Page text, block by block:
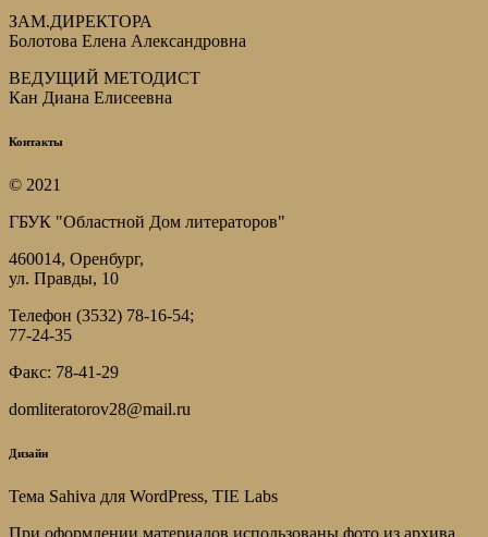
ЗАМ.ДИРЕКТОРА
Болотова Елена Александровна
ВЕДУЩИЙ МЕТОДИСТ
Кан Диана Елисеевна
Контакты
© 2021
ГБУК "Областной Дом литераторов"
460014, Оренбург,
ул. Правды, 10
Телефон (3532) 78-16-54;
77-24-35
Факс: 78-41-29
domliteratorov28@mail.ru
Дизайн
Тема Sahiva для WordPress, TIE Labs
При оформлении материалов использованы фото из архива